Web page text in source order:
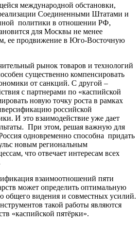
международной обстановки,
Соединенными Штатами и
политики в отношении РФ,
для Москвы не менее
ее продвижение в Юго-Восточную
рынок товаров и технологий
существенно компенсировать
от санкций. С другой –
с партнерами по «каспийской
новую точку роста в рамках
российской
И это взаимодействие уже дает
При этом, решая важную для
одновременно способна придать
новым региональным
что отвечает интересам всех
взаимоотношений пяти
может определить оптимальную
общего видения и совместных усилий.
такой работы являются
«каспийской пятёрки».